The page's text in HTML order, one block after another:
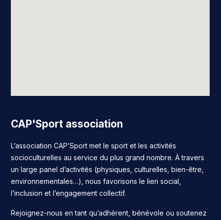
CAP'Sport association
L’association CAP’Sport met le sport et les activités
socioculturelles au service du plus grand nombre. À travers
un large panel d’activités (physiques, culturelles, bien-être,
environnementales…), nous favorisons le lien social,
l’inclusion et l’engagement collectif.
Rejoignez-nous en tant qu’adhérent, bénévole ou soutenez